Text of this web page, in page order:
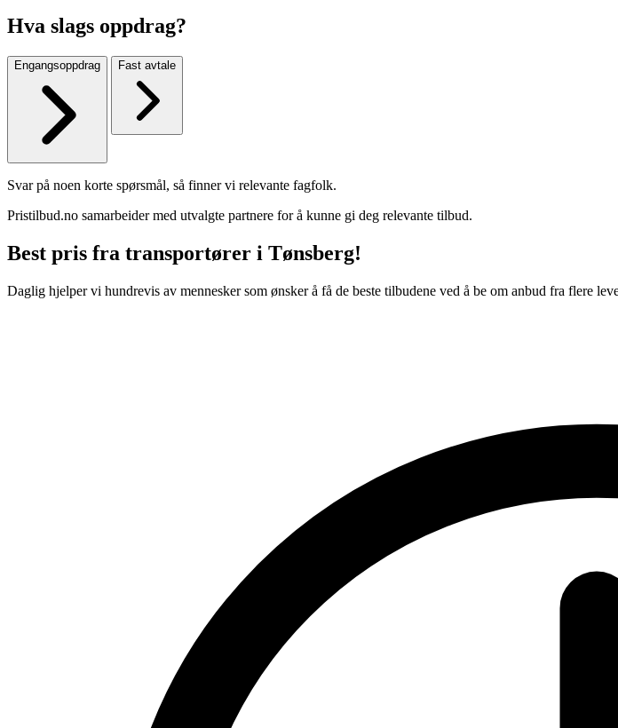
Hva slags oppdrag?
Engangsoppdrag Fast avtale
Svar på noen korte spørsmål, så finner vi relevante fagfolk.
Pristilbud.no samarbeider med utvalgte partnere for å kunne gi deg relevante tilbud.
Best pris fra transportører i Tønsberg!
Daglig hjelper vi hundrevis av mennesker som ønsker å få de beste tilbudene ved å be om anbud fra flere